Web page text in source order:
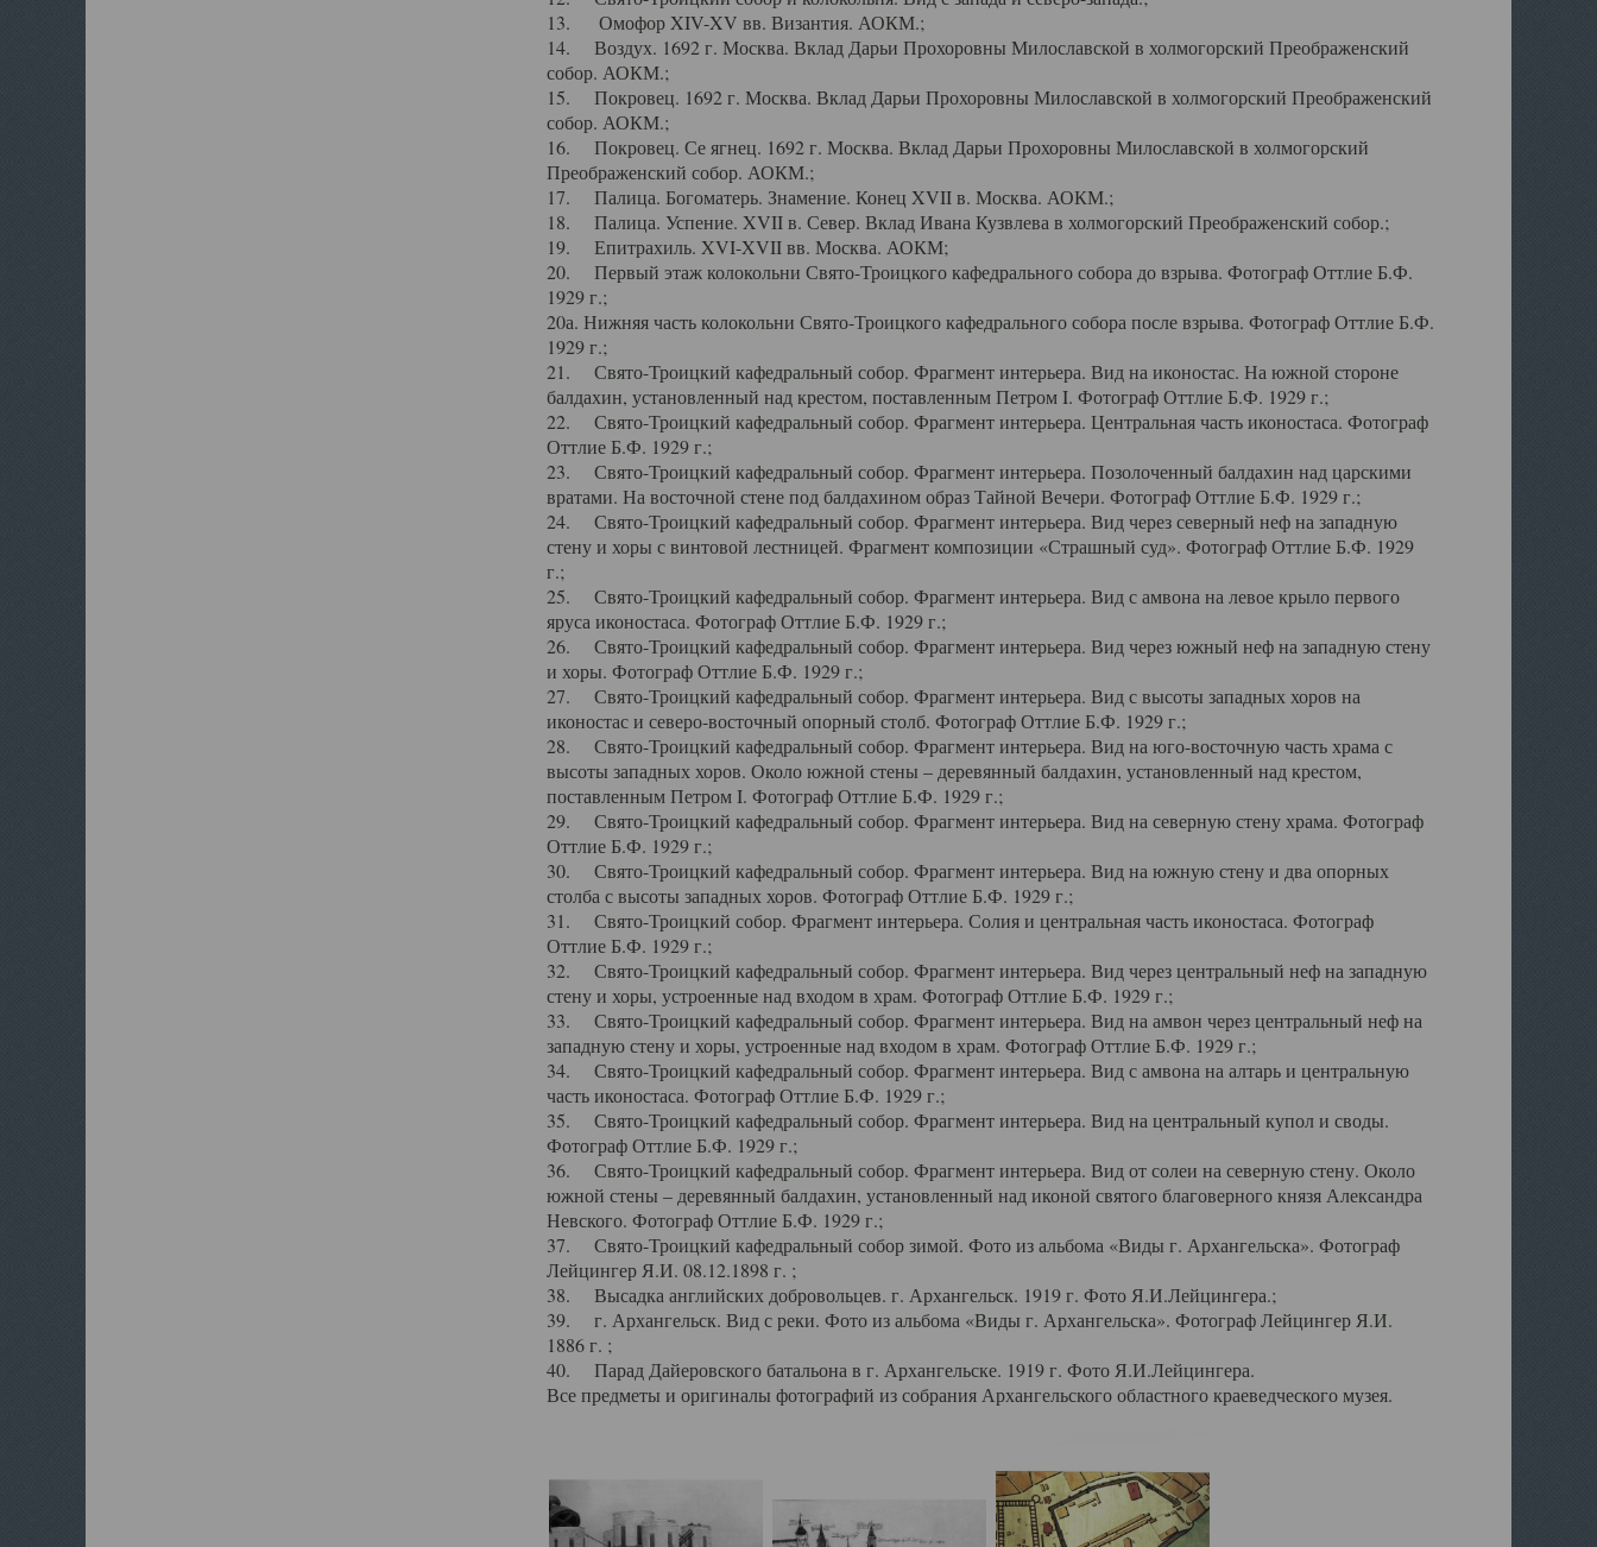
13. Омофор XIV-XV вв. Византия. АОКМ.;
14. Воздух. 1692 г. Москва. Вклад Дарьи Прохоровны Милославской в холмогорский Преображенский
собор. АОКМ.;
15. Покровец. 1692 г. Москва. Вклад Дарьи Прохоровны Милославской в холмогорский Преображенский
собор. АОКМ.;
16. Покровец. Се ягнец. 1692 г. Москва. Вклад Дарьи Прохоровны Милославской в холмогорский
Преображенский собор. АОКМ.;
17. Палица. Богоматерь. Знамение. Конец XVII в. Москва. АОКМ.;
18. Палица. Успение. XVII в. Север. Вклад Ивана Кузвлева в холмогорский Преображенский собор.;
19. Епитрахиль. XVI-XVII вв. Москва. АОКМ;
20. Первый этаж колокольни Свято-Троицкого кафедрального собора до взрыва. Фотограф Оттлие Б.Ф.
1929 г.;
20а. Нижняя часть колокольни Свято-Троицкого кафедрального собора после взрыва. Фотограф Оттлие Б.Ф.
1929 г.;
21. Свято-Троицкий кафедральный собор. Фрагмент интерьера. Вид на иконостас. На южной стороне
балдахин, установленный над крестом, поставленным Петром I. Фотограф Оттлие Б.Ф. 1929 г.;
22. Свято-Троицкий кафедральный собор. Фрагмент интерьера. Центральная часть иконостаса. Фотограф
Оттлие Б.Ф. 1929 г.;
23. Свято-Троицкий кафедральный собор. Фрагмент интерьера. Позолоченный балдахин над царскими
вратами. На восточной стене под балдахином образ Тайной Вечери. Фотограф Оттлие Б.Ф. 1929 г.;
24. Свято-Троицкий кафедральный собор. Фрагмент интерьера. Вид через северный неф на западную
стену и хоры с винтовой лестницей. Фрагмент композиции «Страшный суд». Фотограф Оттлие Б.Ф. 1929
г.;
25. Свято-Троицкий кафедральный собор. Фрагмент интерьера. Вид с амвона на левое крыло первого
яруса иконостаса. Фотограф Оттлие Б.Ф. 1929 г.;
26. Свято-Троицкий кафедральный собор. Фрагмент интерьера. Вид через южный неф на западную стену
и хоры. Фотограф Оттлие Б.Ф. 1929 г.;
27. Свято-Троицкий кафедральный собор. Фрагмент интерьера. Вид с высоты западных хоров на
иконостас и северо-восточный опорный столб. Фотограф Оттлие Б.Ф. 1929 г.;
28. Свято-Троицкий кафедральный собор. Фрагмент интерьера. Вид на юго-восточную часть храма с
высоты западных хоров. Около южной стены – деревянный балдахин, установленный над крестом,
поставленным Петром I. Фотограф Оттлие Б.Ф. 1929 г.;
29. Свято-Троицкий кафедральный собор. Фрагмент интерьера. Вид на северную стену храма. Фотограф
Оттлие Б.Ф. 1929 г.;
30. Свято-Троицкий кафедральный собор. Фрагмент интерьера. Вид на южную стену и два опорных
столба с высоты западных хоров. Фотограф Оттлие Б.Ф. 1929 г.;
31. Свято-Троицкий собор. Фрагмент интерьера. Солия и центральная часть иконостаса. Фотограф
Оттлие Б.Ф. 1929 г.;
32. Свято-Троицкий кафедральный собор. Фрагмент интерьера. Вид через центральный неф на западную
стену и хоры, устроенные над входом в храм. Фотограф Оттлие Б.Ф. 1929 г.;
33. Свято-Троицкий кафедральный собор. Фрагмент интерьера. Вид на амвон через центральный неф на
западную стену и хоры, устроенные над входом в храм. Фотограф Оттлие Б.Ф. 1929 г.;
34. Свято-Троицкий кафедральный собор. Фрагмент интерьера. Вид с амвона на алтарь и центральную
часть иконостаса. Фотограф Оттлие Б.Ф. 1929 г.;
35. Свято-Троицкий кафедральный собор. Фрагмент интерьера. Вид на центральный купол и своды.
Фотограф Оттлие Б.Ф. 1929 г.;
36. Свято-Троицкий кафедральный собор. Фрагмент интерьера. Вид от солеи на северную стену. Около
южной стены – деревянный балдахин, установленный над иконой святого благоверного князя Александра
Невского. Фотограф Оттлие Б.Ф. 1929 г.;
37. Свято-Троицкий кафедральный собор зимой. Фото из альбома «Виды г. Архангельска». Фотограф
Лейцингер Я.И. 08.12.1898 г. ;
38. Высадка английских добровольцев. г. Архангельск. 1919 г. Фото Я.И.Лейцингера.;
39. г. Архангельск. Вид с реки. Фото из альбома «Виды г. Архангельска». Фотограф Лейцингер Я.И.
1886 г. ;
40. Парад Дайеровского батальона в г. Архангельске. 1919 г. Фото Я.И.Лейцингера.
Все предметы и оригиналы фотографий из собрания Архангельского областного краеведческого музея.